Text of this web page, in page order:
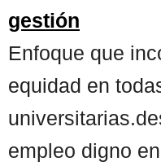
gestión
Enfoque que
equidad en
empleo digno